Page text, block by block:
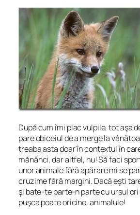
După cum îmi plac vulpile, tot aşa
pare obiceiul de a merge la
treaba asta doar în contextul în
mănânci, dar altfel, nu! Să faci
unor animale fără apărare mi se
cruzime fără margini. Dacă eşti
şi bate-te parte-n parte cu ursul
puşca poate oricine, animalule!